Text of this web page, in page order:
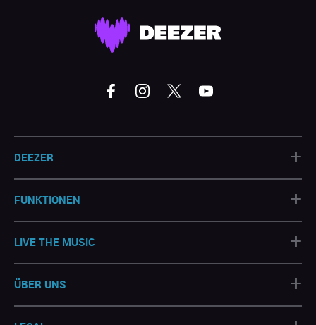
DEEZER +
FUNKTIONEN +
LIVE THE MUSIC +
ÜBER UNS +